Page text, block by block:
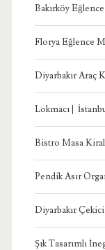
Bakırköy
Florya Eğlence
Diyarbakır Araç
Lokmacı |
Bistro Masa
Pendik Asır
Diyarbakır
Şık Tasarımlı